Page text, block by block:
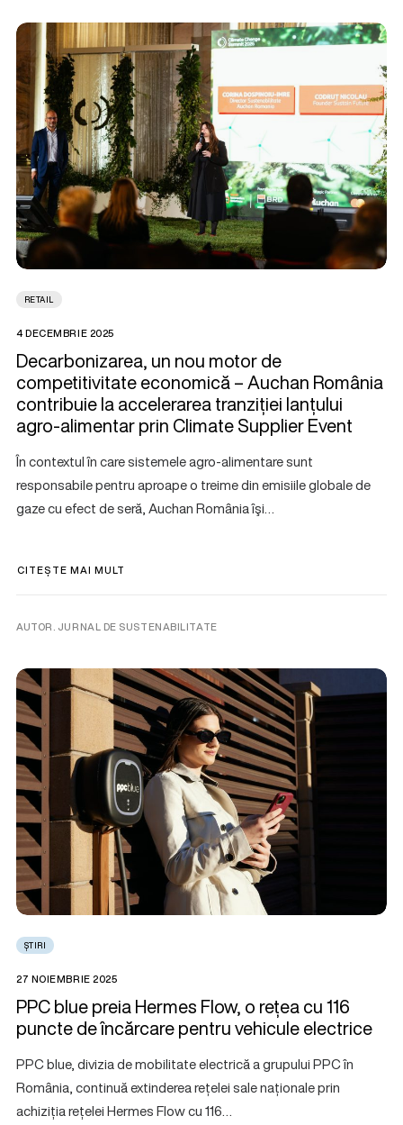
RETAIL
4 DECEMBRIE 2025
Decarbonizarea, un nou motor de
competitivitate economică – Auchan România
contribuie la accelerarea tranziției lanțului
agro-alimentar prin Climate Supplier Event
În contextul în care sistemele agro-alimentare sunt
responsabile pentru aproape o treime din emisiile globale de
gaze cu efect de seră, Auchan România îşi…
CITEȘTE MAI MULT
AUTOR. JURNAL DE SUSTENABILITATE
ȘTIRI
27 NOIEMBRIE 2025
PPC blue preia Hermes Flow, o rețea cu 116
puncte de încărcare pentru vehicule electrice
PPC blue, divizia de mobilitate electrică a grupului PPC în
România, continuă extinderea rețelei sale naționale prin
achiziția rețelei Hermes Flow cu 116…